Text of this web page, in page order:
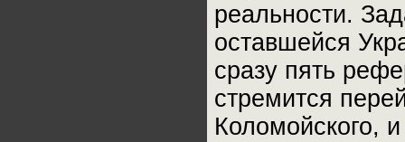
реальности.
оставшейся
сразу пять
стремится
Коломойского,